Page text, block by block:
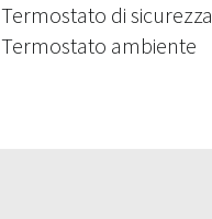
Termostato di sicurezza
Termostato ambiente